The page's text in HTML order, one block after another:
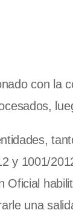
con la
y 1001/
una